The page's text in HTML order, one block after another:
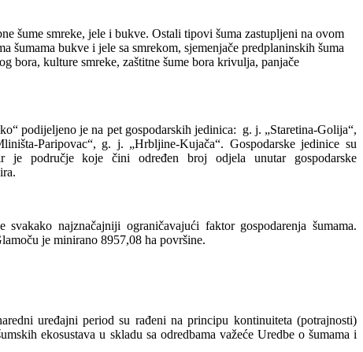
šume smreke, jele i bukve. Ostali tipovi šuma zastupljeni na ovom
šumama bukve i jele sa smrekom, sjemenjače predplaninskih šuma
bora, kulture smreke, zaštitne šume bora krivulja, panjače
podijeljeno je na pet gospodarskih jedinica: g. j. „Staretina-Golija“,
Paripovac“, g. j. „Hrbljine-Kujača“. Gospodarske jedinice su
je područje koje čini određen broj odjela unutar gospodarske
najznačajniji ograničavajući faktor gospodarenja šumama.
je minirano 8957,08 ha površine.
uređajni period su rađeni na principu kontinuiteta (potrajnosti)
ekosustava u skladu sa odredbama važeće Uredbe o šumama i